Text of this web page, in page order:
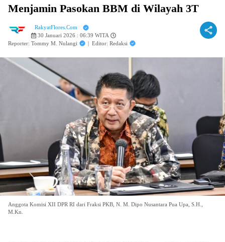
Menjamin Pasokan BBM di Wilayah 3T
RakyatFlores.Com
30 Januari 2026 : 06:39 WITA
Reporter: Tommy M. Nulangi
| Editor: Redaksi
Anggota Komisi XII DPR RI dari Fraksi PKB, N. M. Dipo Nusantara Pua Upa, S.H.,
M.Kn.